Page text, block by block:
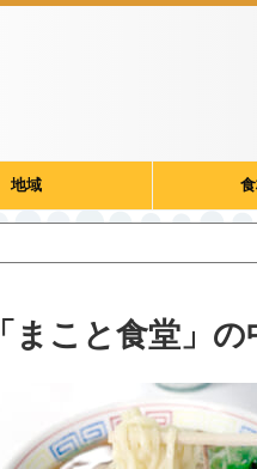
地域
「まこと食堂」